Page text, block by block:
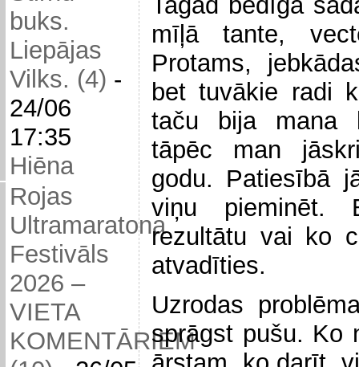
buks.
Liepājas
Vilks. (4) -
24/06
17:35
Hiēna
Rojas
Ultramaratona
Festivāls
2026 –
VIETA
KOMENTĀRIEM
mīļā tante,
Protams,
bet tuvākie radi
taču bija mana
tāpēc man
godu. Patiesībā
viņu pieminēt.
rezultātu vai ko
atvadīties.
Uzrodas
sprāgst pušu. Ko